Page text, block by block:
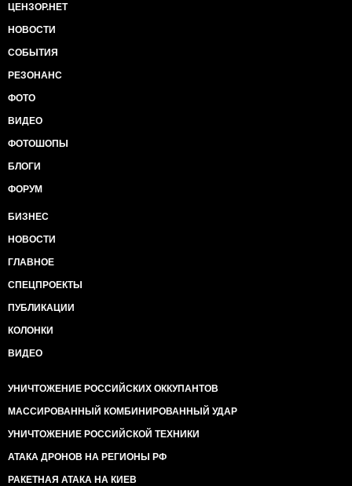
ЦЕНЗОР.НЕТ
НОВОСТИ
СОБЫТИЯ
РЕЗОНАНС
ФОТО
ВИДЕО
ФОТОШОПЫ
БЛОГИ
ФОРУМ
БИЗНЕС
НОВОСТИ
ГЛАВНОЕ
СПЕЦПРОЕКТЫ
ПУБЛИКАЦИИ
КОЛОНКИ
ВИДЕО
УНИЧТОЖЕНИЕ РОССИЙСКИХ ОККУПАНТОВ
МАССИРОВАННЫЙ КОМБИНИРОВАННЫЙ УДАР
УНИЧТОЖЕНИЕ РОССИЙСКОЙ ТЕХНИКИ
АТАКА ДРОНОВ НА РЕГИОНЫ РФ
РАКЕТНАЯ АТАКА НА КИЕВ